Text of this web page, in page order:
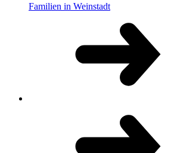
Familien in Weinstadt